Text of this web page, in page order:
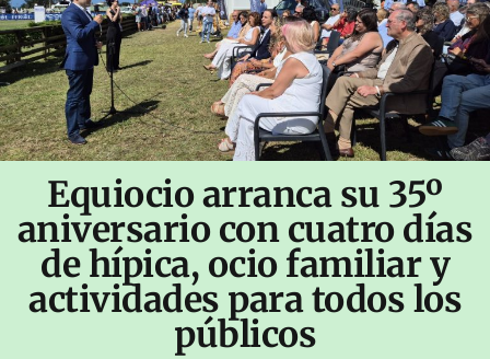
Equiocio arranca su 35º
aniversario con cuatro días
de hípica, ocio familiar y
actividades para todos los
públicos